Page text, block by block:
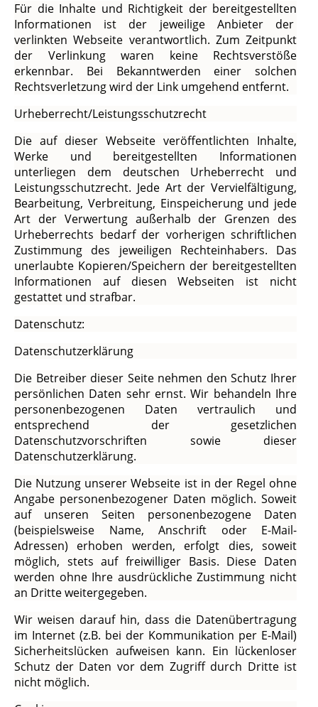
Für die Inhalte und Richtigkeit der bereitgestellten
Informationen ist der jeweilige Anbieter der
verlinkten Webseite verantwortlich. Zum Zeitpunkt
der Verlinkung waren keine Rechtsverstöße
erkennbar. Bei Bekanntwerden einer solchen
Rechtsverletzung wird der Link umgehend entfernt.
Urheberrecht/Leistungsschutzrecht
Die auf dieser Webseite veröffentlichten Inhalte,
Werke und bereitgestellten Informationen
unterliegen dem deutschen Urheberrecht und
Leistungsschutzrecht. Jede Art der Vervielfältigung,
Bearbeitung, Verbreitung, Einspeicherung und jede
Art der Verwertung außerhalb der Grenzen des
Urheberrechts bedarf der vorherigen schriftlichen
Zustimmung des jeweiligen Rechteinhabers. Das
unerlaubte Kopieren/Speichern der bereitgestellten
Informationen auf diesen Webseiten ist nicht
gestattet und strafbar.
Datenschutz:
Datenschutzerklärung
Die Betreiber dieser Seite nehmen den Schutz Ihrer
persönlichen Daten sehr ernst. Wir behandeln Ihre
personenbezogenen Daten vertraulich und
entsprechend der gesetzlichen
Datenschutzvorschriften sowie dieser
Datenschutzerklärung.
Die Nutzung unserer Webseite ist in der Regel ohne
Angabe personenbezogener Daten möglich. Soweit
auf unseren Seiten personenbezogene Daten
(beispielsweise Name, Anschrift oder E-Mail-
Adressen) erhoben werden, erfolgt dies, soweit
möglich, stets auf freiwilliger Basis. Diese Daten
werden ohne Ihre ausdrückliche Zustimmung nicht
an Dritte weitergegeben.
Wir weisen darauf hin, dass die Datenübertragung
im Internet (z.B. bei der Kommunikation per E-Mail)
Sicherheitslücken aufweisen kann. Ein lückenloser
Schutz der Daten vor dem Zugriff durch Dritte ist
nicht möglich.